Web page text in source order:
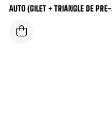
AUTO (GILET + TRIANGLE DE PRE-
SIGNALISATION)